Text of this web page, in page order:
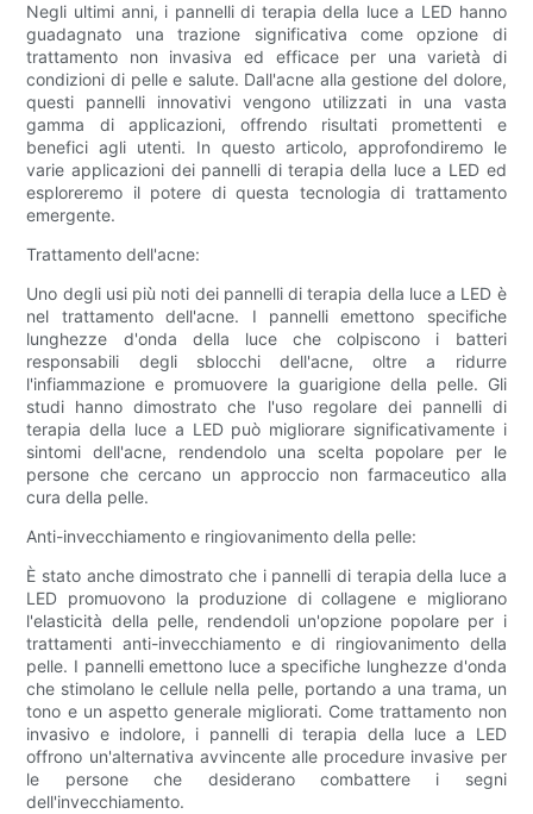
Negli ultimi anni, i pannelli di terapia della luce a LED hanno
guadagnato una trazione significativa come opzione di
trattamento non invasiva ed efficace per una varietà di
condizioni di pelle e salute. Dall'acne alla gestione del dolore,
questi pannelli innovativi vengono utilizzati in una vasta
gamma di applicazioni, offrendo risultati promettenti e
benefici agli utenti. In questo articolo, approfondiremo le
varie applicazioni dei pannelli di terapia della luce a LED ed
esploreremo il potere di questa tecnologia di trattamento
emergente.
Trattamento dell'acne:
Uno degli usi più noti dei pannelli di terapia della luce a LED è
nel trattamento dell'acne. I pannelli emettono specifiche
lunghezze d'onda della luce che colpiscono i batteri
responsabili degli sblocchi dell'acne, oltre a ridurre
l'infiammazione e promuovere la guarigione della pelle. Gli
studi hanno dimostrato che l'uso regolare dei pannelli di
terapia della luce a LED può migliorare significativamente i
sintomi dell'acne, rendendolo una scelta popolare per le
persone che cercano un approccio non farmaceutico alla
cura della pelle.
Anti-invecchiamento e ringiovanimento della pelle:
È stato anche dimostrato che i pannelli di terapia della luce a
LED promuovono la produzione di collagene e migliorano
l'elasticità della pelle, rendendoli un'opzione popolare per i
trattamenti anti-invecchiamento e di ringiovanimento della
pelle. I pannelli emettono luce a specifiche lunghezze d'onda
che stimolano le cellule nella pelle, portando a una trama, un
tono e un aspetto generale migliorati. Come trattamento non
invasivo e indolore, i pannelli di terapia della luce a LED
offrono un'alternativa avvincente alle procedure invasive per
le persone che desiderano combattere i segni
dell'invecchiamento.